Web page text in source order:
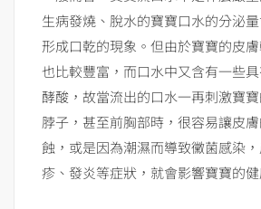
生病發燒、脫水的寶寶口水的分泌量
形成口乾的現象。但由於寶寶的皮
也比較豐富，而口水中又含有一些
酵酸，故當流出的口水一再刺激寶
脖子，甚至前胸部時，很容易讓皮
蝕，或是因為潮濕而導致黴菌感染
疹、發炎等症狀，就會影響寶寶的健